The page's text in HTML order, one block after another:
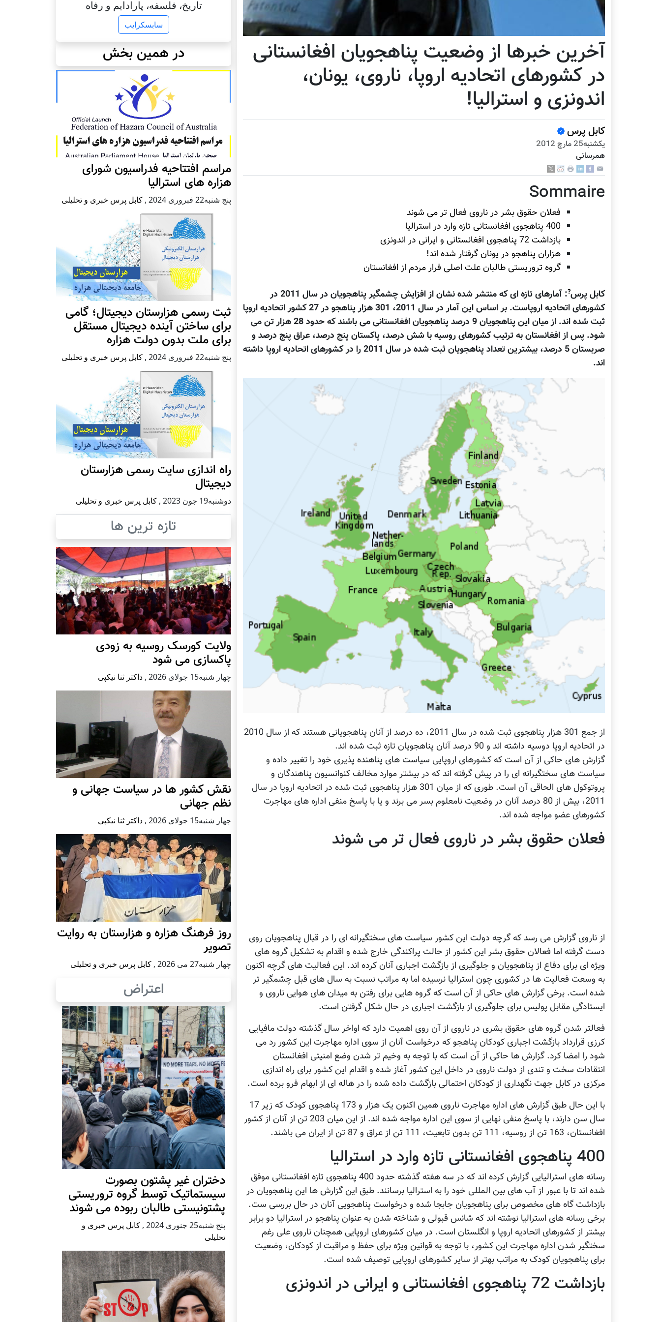
آخرین خبرها از وضعیت پناهجویان افغانستانی
در کشورهای اتحادیه اروپا، ناروی، یونان،
اندونزی و استرالیا!
کابل پرس
يكشنبه25 مارچ 2012
همرسانی
Sommaire
فعلان حقوق بشر در ناروی فعال تر می شوند
400 پناهجوی افغانستانی تازه وارد در استرالیا
بازداشت 72 پناهجوی افغانستانی و ایرانی در اندونزی
هزاران پناهجو در یونان گرفتار شده اند!
گروه تروریستی طالبان علت اصلی فرار مردم از افغانستان
کابل پرس?
: آمارهای تازه ای که منتشر شده نشان از افزایش چشمگیر پناهجویان در سال 2011 در
کشورهای اتحادیه اروپاست. بر اساس این آمار در سال 2011، 301 هزار پناهجو در 27 کشور اتحادیه اروپا
ثبت شده اند. از میان این پناهجویان 9 درصد پناهجویان افغانستانی می باشند که حدود 28 هزار تن می
شود. پس از افغانستان به ترتیب کشورهای روسیه با شش درصد، پاکستان پنج درصد، عراق پنج درصد و
صربستان 5 درصد، بیشترین تعداد پناهجویان ثبت شده در سال 2011 را در کشورهای اتحادیه اروپا داشته
اند.
از جمع 301 هزار پناهجوی ثبت شده در سال 2011، ده درصد از آنان پناهجویانی هستند که از سال 2010
در اتحادیه اروپا دوسیه داشته اند و 90 درصد آنان پناهجویان تازه ثبت شده اند.
گزارش های حاکی از آن است که کشورهای اروپایی سیاست های پناهنده پذیری خود را تغییر داده و
سیاست های سختگیرانه ای را در پیش گرفته اند که در بیشتر موارد مخالف کنوانسیون پناهندگان و
پروتوکول های الحاقی آن است. طوری که از میان 301 هزار پناهجوی ثبت شده در اتحادیه اروپا در سال
2011، بیش از 80 درصد آنان در وضعیت نامعلوم بسر می برند و یا با پاسخ منفی اداره های مهاجرت
کشورهای عضو مواجه شده اند.
فعلان حقوق بشر در ناروی فعال تر می شوند
از ناروی گزارش می رسد که گرچه دولت این کشور سیاست های سختگیرانه ای را در قبال پناهجویان روی
دست گرفته اما فعالان حقوق بشر این کشور از حالت پراکندگی خارج شده و اقدام به تشکیل گروه های
ويژه ای برای دفاع از پناهجویان و جلوگیری از بازگشت اجباری آنان کرده اند. این فعالیت های گرچه اکنون
به وسعت فعالیت ها در کشوری چون استرالیا نرسیده اما به مراتب نسبت به سال های قبل چشمگیر تر
شده است. برخی گزارش های حاکی از آن است که گروه هایی برای رفتن به میدان های هوایی ناروی و
ایستادگی مقابل پولیس برای جلوگیری از بازگشت اجباری در حال شکل گرفتن است.
فعالتر شدن گروه های حقوق بشری در ناروی از آن روی اهمیت دارد که اواخر سال گذشته دولت مافیایی
کرزی قرارداد بازگشت اجباری کودکان پناهجو که درخواست آنان از سوی اداره مهاجرت این کشور رد می
شود را امضا کرد. گزارش ها حاکی از آن است که با توجه به وخیم تر شدن وضع امنیتی افغانستان
انتقادات سخت و تندی از دولت ناروی در داخل این کشور آغاز شده و اقدام این کشور برای راه اندازی
مرکزی در کابل جهت نگهداری از کودکان احتمالی بازگشت داده شده را در هاله ای از ابهام فرو برده است.
با این حال طبق گزارش های اداره مهاجرت ناروی همین اکنون یک هزار و 173 پناهجوی کودک که زیر 17
سال سن دارند، با پاسخ منفی نهایی از سوی این اداره مواجه شده اند. از این میان 203 تن از آنان از کشور
افغانستان، 163 تن از روسیه، 111 تن بدون تابعیت، 111 تن از عراق و 87 تن از ایران می باشند.
400 پناهجوی افغانستانی تازه وارد در استرالیا
رسانه های استرالیایی گزارش کرده اند که در سه هفته گذشته حدود 400 پناهجوی تازه افغانستانی موفق
شده اند تا با عبور از آب های بین المللی خود را به استرالیا برسانند. طبق این گزارش ها این پناهجویان در
بازداشت گاه های مخصوص برای پناهجویان جابجا شده و درخواست پناهجویی آنان در حال بررسی ست.
برخی رسانه های استرالیا نوشته اند که شانس قبولی و شناخته شدن به عنوان پناهجو در استرالیا دو برابر
بیشتر از کشورهای اتحادیه اروپا و انگلستان است. در میان کشورهای اروپایی همچنان ناروی علی رغم
سختگیر شدن اداره مهاجرت این کشور، با توجه به قوانین ويژه برای حفظ و مراقبت از کودکان، وضعیت
برای پناهجویان کودک به مراتب بهتر از سایر کشورهای اروپایی توصیف شده است.
بازداشت 72 پناهجوی افغانستانی و ایرانی در اندونزی
تاریخ، فلسفه، پارادایم و رفاه
سابسکرایب
در همین بخش
مراسم افتتاحیه فدراسیون شورای
هزاره های استرالیا
پنج شنبه22 فبروری 2024 , کابل پرس خبری و تحلیلی
ثبت رسمی هزارستان دیجیتال؛ گامی
برای ساختن آینده دیجیتال مستقل
برای ملت بدون دولت هزاره
پنج شنبه22 فبروری 2024 , کابل پرس خبری و تحلیلی
راه اندازی سایت رسمی هزارستان
دیجیتال
دوشنبه19 جون 2023 , کابل پرس خبری و تحلیلی
تازه ترین ها
ولایت کورسک روسیه به زودی
پاکسازی می شود
چهار شنبه15 جولای 2026 , داکتر ثنا نیکپی
نقش کشور ها در سیاست جهانی و
نظم جهانی
چهار شنبه15 جولای 2026 , داکتر ثنا نیکپی
روز فرهنگ هزاره و هزارستان به روایت
تصویر
چهار شنبه27 می 2026 , کابل پرس خبری و تحلیلی
اعتراض
دختران غیر پشتون بصورت
سیستماتیک توسط گروه تروریستی
پشتونیستی طالبان ربوده می شوند
پنج شنبه25 جنوری 2024 , کابل پرس خبری و
تحلیلی